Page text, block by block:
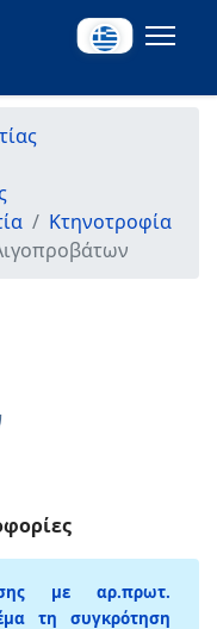
Κτηνοτροφία
με αρ.πρωτ.
τη συγκρότηση